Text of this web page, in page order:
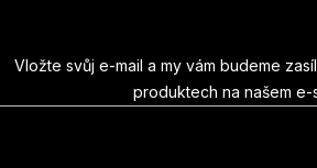
a
t
Vložte svůj e-mail a my vám budeme
produktech na našem e-